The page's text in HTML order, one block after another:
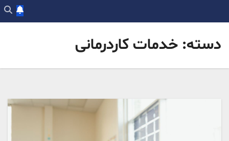
دسته: خدمات کاردرمانی